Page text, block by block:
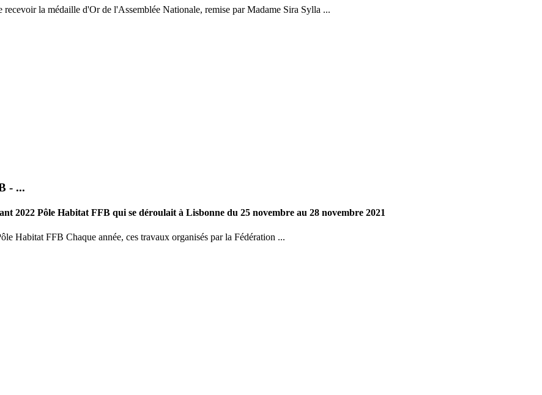
la médaille d'Or de l'Assemblée Nationale, remise par Madame Sira Sylla ...
- ...
2022 Pôle Habitat FFB qui se déroulait à Lisbonne du 25 novembre au 28 novembre 2021
Habitat FFB Chaque année, ces travaux organisés par la Fédération ...